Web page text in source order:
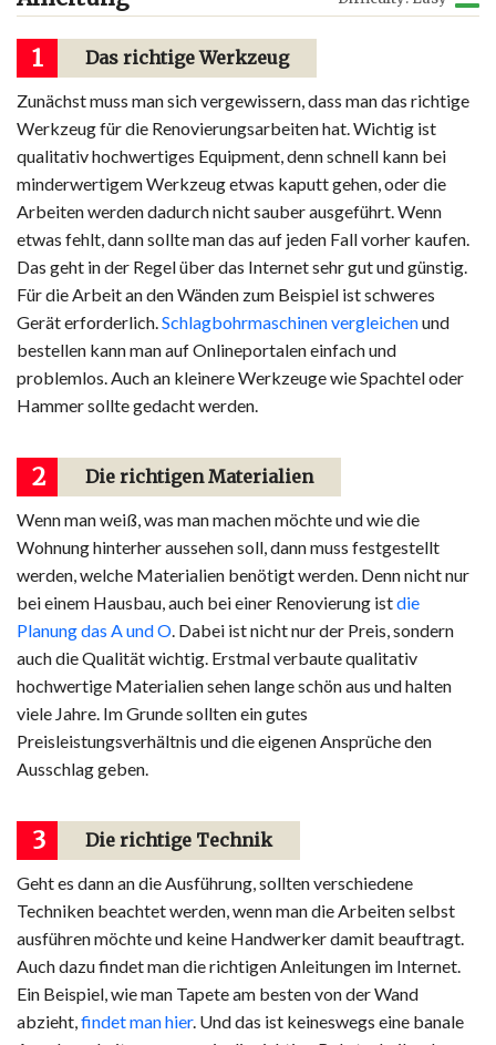
1 Das richtige Werkzeug
Zunächst muss man sich vergewissern, dass man das richtige
Werkzeug für die Renovierungsarbeiten hat. Wichtig ist
qualitativ hochwertiges Equipment, denn schnell kann bei
minderwertigem Werkzeug etwas kaputt gehen, oder die
Arbeiten werden dadurch nicht sauber ausgeführt. Wenn
etwas fehlt, dann sollte man das auf jeden Fall vorher kaufen.
Das geht in der Regel über das Internet sehr gut und günstig.
Für die Arbeit an den Wänden zum Beispiel ist schweres
Gerät erforderlich.Schlagbohrmaschinen vergleichenund
bestellen kann man auf Onlineportalen einfach und
problemlos. Auch an kleinere Werkzeuge wie Spachtel oder
Hammer sollte gedacht werden.
2 Die richtigen Materialien
Wenn man weiß, was man machen möchte und wie die
Wohnung hinterher aussehen soll, dann muss festgestellt
werden, welche Materialien benötigt werden. Denn nicht nur
bei einem Hausbau, auch bei einer Renovierung istdie
Planung das A und O. Dabei ist nicht nur der Preis, sondern
auch die Qualität wichtig. Erstmal verbaute qualitativ
hochwertige Materialien sehen lange schön aus und halten
viele Jahre. Im Grunde sollten ein gutes
Preisleistungsverhältnis und die eigenen Ansprüche den
Ausschlag geben.
3 Die richtige Technik
Geht es dann an die Ausführung, sollten verschiedene
Techniken beachtet werden, wenn man die Arbeiten selbst
ausführen möchte und keine Handwerker damit beauftragt.
Auch dazu findet man die richtigen Anleitungen im Internet.
Ein Beispiel, wie man Tapete am besten von der Wand
abzieht,findet man hier. Und das ist keineswegs eine banale